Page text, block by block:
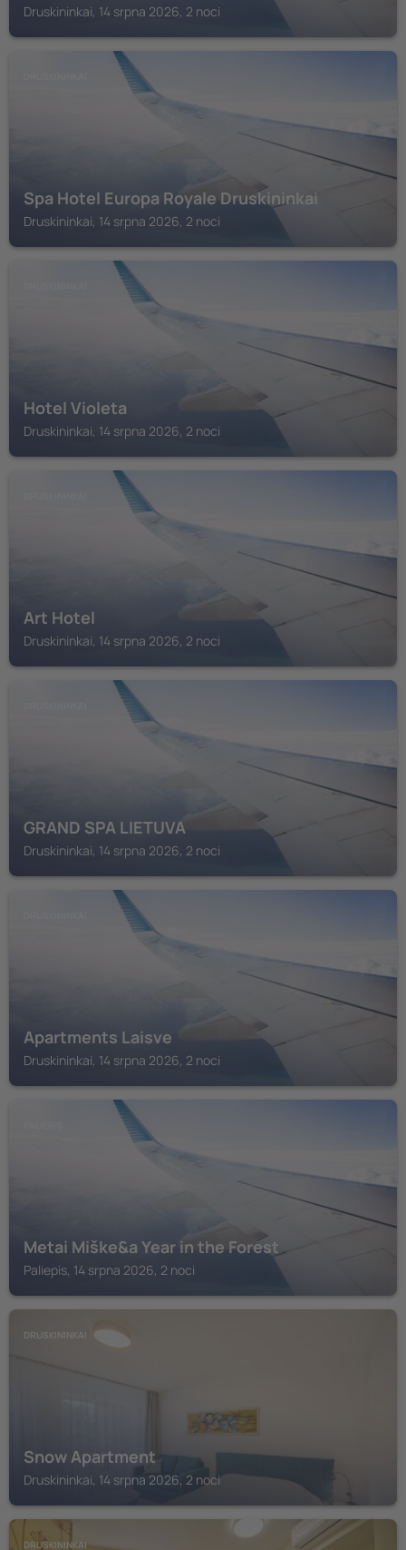
Druskininkai, 14 srpna 2026, 2 noci
Spa Hotel Europa Royale Druskininkai
Druskininkai, 14 srpna 2026, 2 noci
Hotel Violeta
Druskininkai, 14 srpna 2026, 2 noci
Art Hotel
Druskininkai, 14 srpna 2026, 2 noci
GRAND SPA LIETUVA
Druskininkai, 14 srpna 2026, 2 noci
Apartments Laisve
Druskininkai, 14 srpna 2026, 2 noci
Metai Miške&a Year in the Forest
Paliepis, 14 srpna 2026, 2 noci
DRUSKININKAI
Snow Apartment
Druskininkai, 14 srpna 2026, 2 noci
DRUSKININKAI